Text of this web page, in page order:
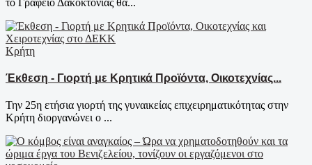
Κρήτη
Έκθεση - Γιορτή με Κρητικά Προϊόντα, Οικοτεχνίας...
Την 25η ετήσια γιορτή της γυναικείας επιχειρηματικότητας στην
Κρήτη διοργανώνει ο ...